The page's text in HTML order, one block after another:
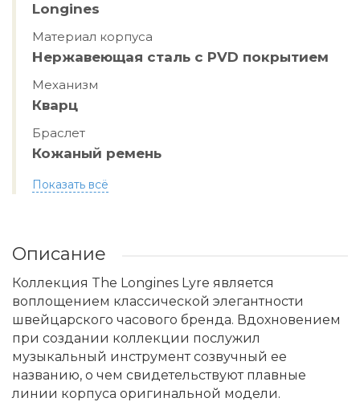
Longines
Материал корпуса
Нержавеющая сталь с PVD покрытием
Механизм
Кварц
Браслет
Кожаный ремень
Показать всё
Описание
Коллекция The Longines Lyre является
воплощением классической элегантности
швейцарского часового бренда. Вдохновением
при создании коллекции послужил
музыкальный инструмент созвучный ее
названию, о чем свидетельствуют плавные
линии корпуса оригинальной модели.